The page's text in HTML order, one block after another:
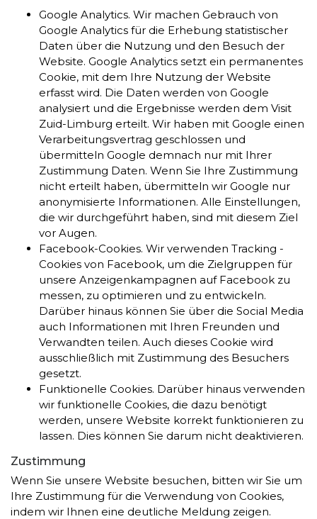
Google Analytics. Wir machen Gebrauch von
Google Analytics für die Erhebung statistischer
Daten über die Nutzung und den Besuch der
Website. Google Analytics setzt ein permanentes
Cookie, mit dem Ihre Nutzung der Website
erfasst wird. Die Daten werden von Google
analysiert und die Ergebnisse werden dem Visit
Zuid-Limburg erteilt. Wir haben mit Google einen
Verarbeitungsvertrag geschlossen und
übermitteln Google demnach nur mit Ihrer
Zustimmung Daten. Wenn Sie Ihre Zustimmung
nicht erteilt haben, übermitteln wir Google nur
anonymisierte Informationen. Alle Einstellungen,
die wir durchgeführt haben, sind mit diesem Ziel
vor Augen.
Facebook-Cookies. Wir verwenden Tracking -
Cookies von Facebook, um die Zielgruppen für
unsere Anzeigenkampagnen auf Facebook zu
messen, zu optimieren und zu entwickeln.
Darüber hinaus können Sie über die Social Media
auch Informationen mit Ihren Freunden und
Verwandten teilen. Auch dieses Cookie wird
ausschließlich mit Zustimmung des Besuchers
gesetzt.
Funktionelle Cookies. Darüber hinaus verwenden
wir funktionelle Cookies, die dazu benötigt
werden, unsere Website korrekt funktionieren zu
lassen. Dies können Sie darum nicht deaktivieren.
Zustimmung
Wenn Sie unsere Website besuchen, bitten wir Sie um
Ihre Zustimmung für die Verwendung von Cookies,
indem wir Ihnen eine deutliche Meldung zeigen.